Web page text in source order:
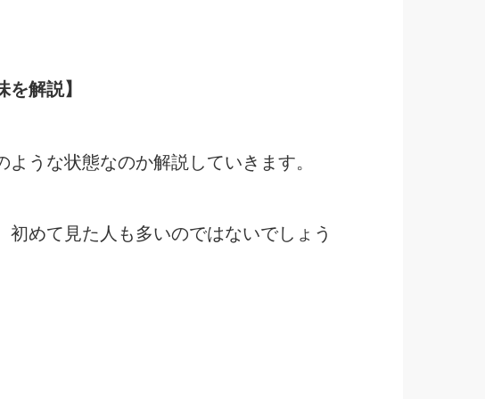
解説】
うな状態なのか解説していきます。
めて見た人も多いのではないでしょう